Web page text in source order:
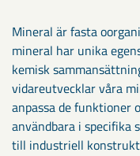
Mineral är fasta
mineral har unika
kemisk
vidareutvecklar våra
anpassa de funktioner
användbara i specifika
till industriell